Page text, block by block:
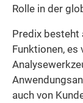
Rolle in der
Predix besteht
Funktionen,
auch von